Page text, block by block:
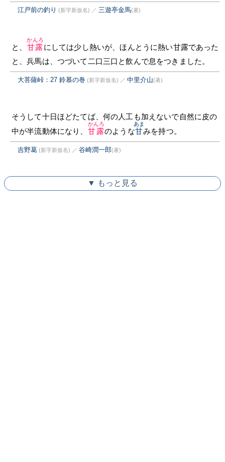
江戸前の釣り (新字新仮名) ／ 三遊亭金馬(著)
と、 甘露
かんろ
にしては少し熱いが、ほんとうに熱い甘露であった
と、兵馬は、つづいて二口三口と飲んで息をつきました。
大菩薩峠：27 鈴慕の巻 (新字新仮名) ／ 中里介山(著)
そうして十日ほどたてば、何の人工も加えないで自然に皮の
中が半流動体になり、 甘露
かんろ
のような甘
あま
みを持つ。
吉野葛 (新字新仮名) ／ 谷崎潤一郎(著)
▼ もっと見る